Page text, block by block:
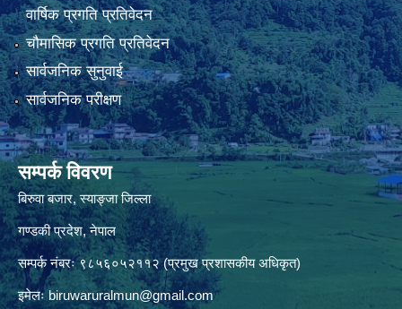
वार्षिक प्रगति प्रतिवेदन
चौमासिक प्रगति प्रतिवेदन
सार्वजनिक सुनुवाई
सार्वजनिक परीक्षण
सम्पर्क विवरण
बिरुवा बजार, स्याङ्जा जिल्ला
गण्डकी प्रदेश, नेपाल
सम्पर्क नंबरः ९८५६०५२११२ (प्रमुख प्रशासकीय अधिकृत)
इमेलः biruwaruralmun@gmail.com